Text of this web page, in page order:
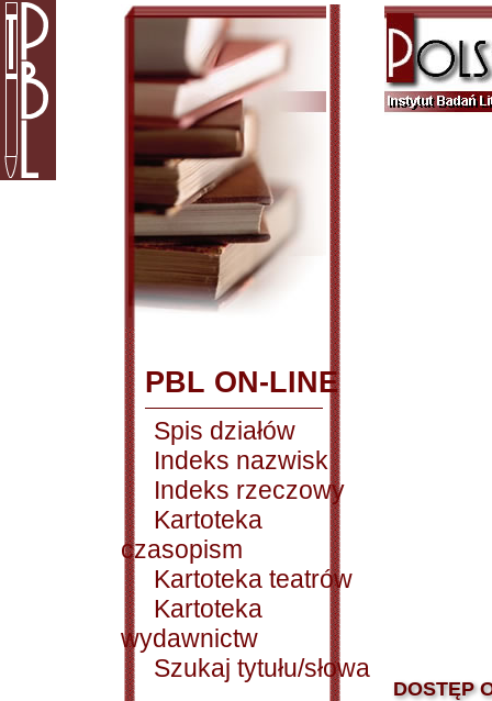
PBL ON-LINE
Spis działów
Indeks nazwisk
Indeks rzeczowy
Kartoteka
czasopism
Kartoteka teatrów
Kartoteka
wydawnictw
Szukaj tytułu/słowa
DOSTĘP